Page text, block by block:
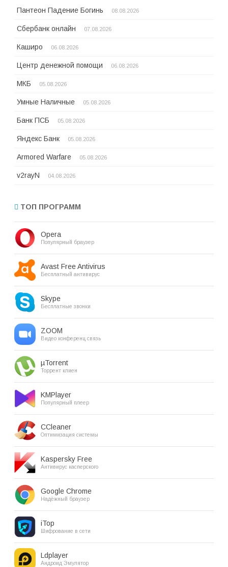
Пантеон Падение Богинь 08.08.2026
Сбербанк онлайн 07.08.2026
Каширо 06.08.2026
Центр денежной помощи 06.08.2026
МКБ 05.08.2026
Умные Наличные 05.08.2026
Банк ПСБ 05.08.2026
Яндекс Банк 05.08.2026
Armored Warfare 05.08.2026
v2rayN 04.08.2026
ТОП ПРОГРАММ
Opera
Популярный браузер
Avast Free Antivirus
Бесплатный антивирус
Skype
Бесплатные звонки
ZOOM
Видео конференц связь
µTorrent
Торрент клиен
KMPlayer
Популярный плеер
CCleaner
Оптимизация системы
Kaspersky Free
Антивирус касперского
Google Chrome
Надёжный браузер
iTop
Шифрование в сети
Ldplayer
Андроид Эмулятор